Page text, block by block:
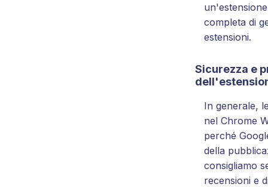
completa di
estensioni.
Sicurezza e
In generale,
nel Chrome
perché
della
consigliamo
recensioni e